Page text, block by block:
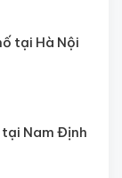
tại Hà Nội
Nam Định